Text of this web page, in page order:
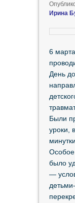
Ирина
6
День
Были
уроки,
было
—